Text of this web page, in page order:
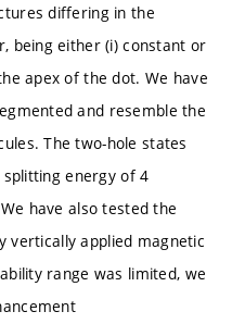
differing in the
being either (i) constant or
apex of the dot. We have
and resemble the
The two-hole states
energy of 4
have also tested the
vertically applied magnetic
range was limited, we